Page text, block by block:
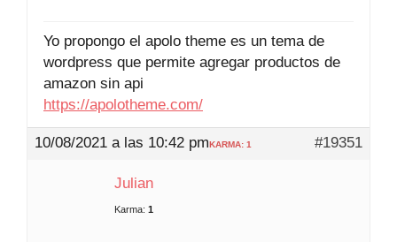
Yo propongo el apolo theme es un tema de
wordpress que permite agregar productos de
amazon sin api
https://apolotheme.com/
10/08/2021 a las 10:42 pm #19351
KARMA: 1
Julian
Karma: 1